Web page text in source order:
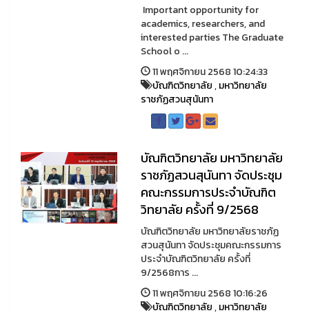
Important opportunity for
academics, researchers, and
interested parties The Graduate
School o ...
11 พฤศจิกายน 2568 10:24:33
บัณฑิตวิทยาลัย,มหาวิทยาลัย
ราชภัฏสวนสุนันทา
บัณฑิตวิทยาลัย มหาวิทยาลัย
ราชภัฏสวนสุนันทา จัดประชุม
คณะกรรมการประจำบัณฑิต
วิทยาลัย ครั้งที่ 9/2568
บัณฑิตวิทยาลัย มหาวิทยาลัยราชภัฏ
สวนสุนันทา จัดประชุมคณะกรรมการ
ประจำบัณฑิตวิทยาลัย ครั้งที่
9/2568การ ...
11 พฤศจิกายน 2568 10:16:26
บัณฑิตวิทยาลัย,มหาวิทยาลัย